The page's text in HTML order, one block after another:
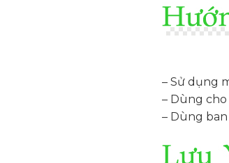
– Sử dụng
– Dùng cho
– Dùng ban